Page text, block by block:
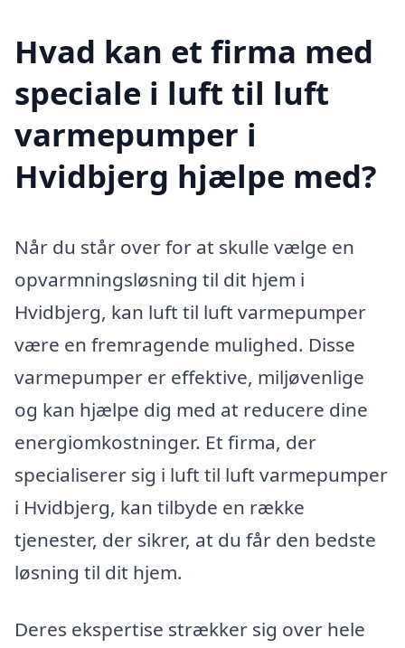
Hvad kan et firma med
speciale i luft til luft
varmepumper i
Hvidbjerg hjælpe med?
Når du står over for at skulle vælge en
opvarmningsløsning til dit hjem i
Hvidbjerg, kan luft til luft varmepumper
være en fremragende mulighed. Disse
varmepumper er effektive, miljøvenlige
og kan hjælpe dig med at reducere dine
energiomkostninger. Et firma, der
specialiserer sig i luft til luft varmepumper
i Hvidbjerg, kan tilbyde en række
tjenester, der sikrer, at du får den bedste
løsning til dit hjem.
Deres ekspertise strækker sig over hele